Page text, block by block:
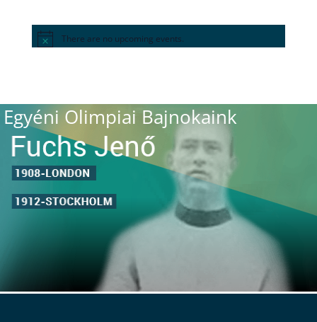
There are no upcoming events.
Egyéni Olimpiai Bajnokaink